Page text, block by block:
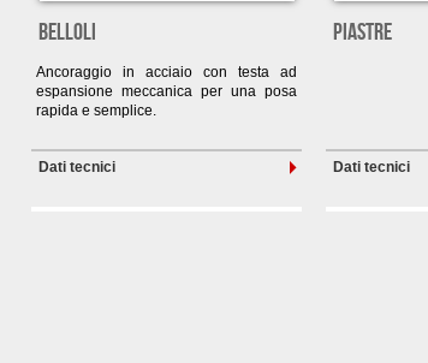
BELLOLI
Ancoraggio in acciaio con testa ad
espansione meccanica per una posa
rapida e semplice.
Dati tecnici
PIASTRE
Dati tecnici